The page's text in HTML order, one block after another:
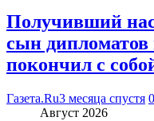
Получивший
сын дипломатов
покончил с
Газета.Ru3 месяца спустя 0
Август 2026